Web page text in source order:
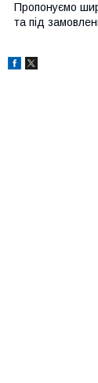
Пропонуємо
та під